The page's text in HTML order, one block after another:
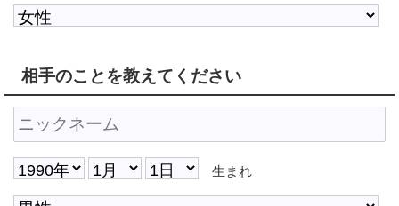
相手のことを教えてください
生まれ